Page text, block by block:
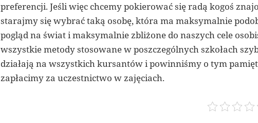
preferencji. Jeśli więc chcemy pokierować się radą kogoś
starajmy się wybrać taką osobę, która ma maksymalnie
pogląd na świat i maksymalnie zbliżone do naszych cele
wszystkie metody stosowane w poszczególnych szkołach
działają na wszystkich kursantów i powinniśmy o tym
zapłacimy za uczestnictwo w zajęciach.